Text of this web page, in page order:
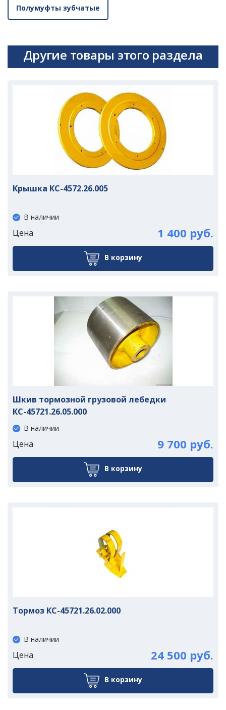
Полумуфты зубчатые
Другие товары этого раздела
Крышка КС-4572.26.005
В наличии
Цена 1 400 руб.
В корзину
Шкив тормозной грузовой лебедки
КС-45721.26.05.000
В наличии
Цена 9 700 руб.
В корзину
Тормоз КС-45721.26.02.000
В наличии
Цена 24 500 руб.
В корзину